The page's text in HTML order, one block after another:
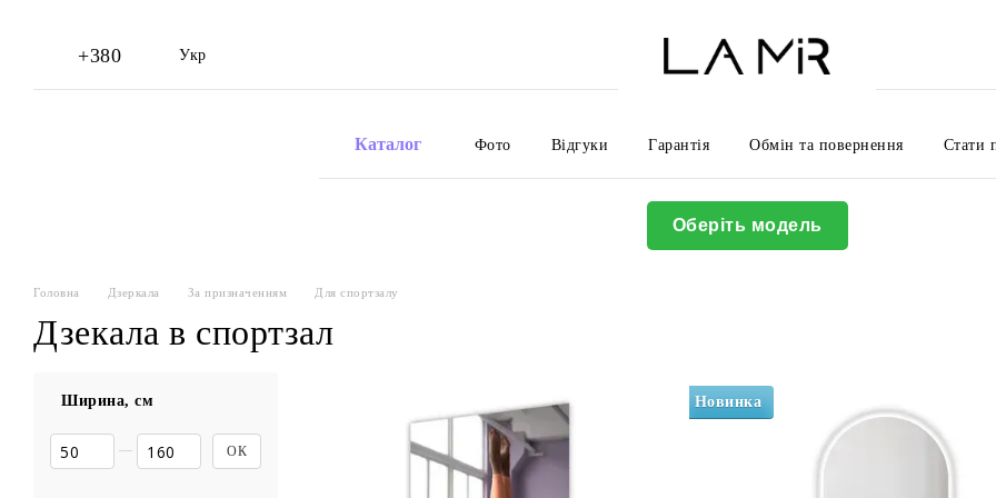
+380 Укр
Каталог Фото Відгуки Гарантія Обмін та повернення
Стати
Оберіть модель
Головна Дзеркала За призначенням Для спортзалу
Дзекала в спортзал
Новинка
Ширина, см
ОК